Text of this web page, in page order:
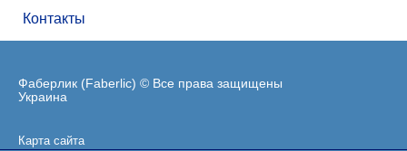
Контакты
Фаберлик (Faberlic) © Все права защищены
Украина
Карта сайта